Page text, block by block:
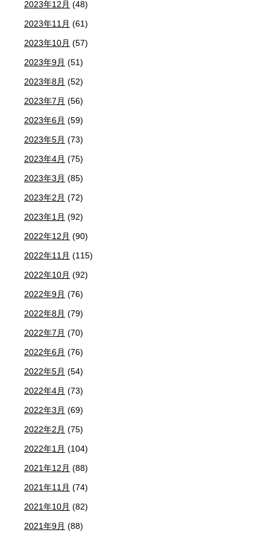
2023年12月 (48)
2023年11月 (61)
2023年10月 (57)
2023年9月 (51)
2023年8月 (52)
2023年7月 (56)
2023年6月 (59)
2023年5月 (73)
2023年4月 (75)
2023年3月 (85)
2023年2月 (72)
2023年1月 (92)
2022年12月 (90)
2022年11月 (115)
2022年10月 (92)
2022年9月 (76)
2022年8月 (79)
2022年7月 (70)
2022年6月 (76)
2022年5月 (54)
2022年4月 (73)
2022年3月 (69)
2022年2月 (75)
2022年1月 (104)
2021年12月 (88)
2021年11月 (74)
2021年10月 (82)
2021年9月 (88)